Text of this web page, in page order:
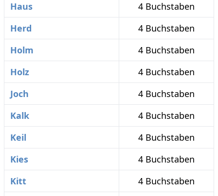
Haus
4 Buchstaben
Herd
4 Buchstaben
Holm
4 Buchstaben
Holz
4 Buchstaben
Joch
4 Buchstaben
Kalk
4 Buchstaben
Keil
4 Buchstaben
Kies
4 Buchstaben
Kitt
4 Buchstaben